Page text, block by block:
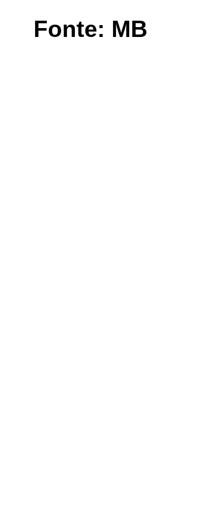
Fonte: MB